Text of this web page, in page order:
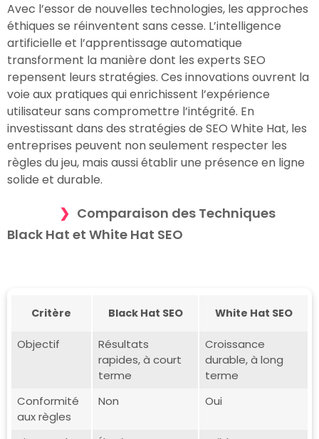
Avec l’essor de nouvelles technologies, les approches
éthiques se réinventent sans cesse. L’intelligence
artificielle et l’apprentissage automatique
transforment la manière dont les experts SEO
repensent leurs stratégies. Ces innovations ouvrent la
voie aux pratiques qui enrichissent l’expérience
utilisateur sans compromettre l’intégrité. En
investissant dans des stratégies de SEO White Hat, les
entreprises peuvent non seulement respecter les
règles du jeu, mais aussi établir une présence en ligne
solide et durable.
Comparaison des Techniques
Black Hat et White Hat SEO
Critère Black Hat SEO White Hat SEO
Objectif
Résultats
rapides, à court
terme
Croissance
durable, à long
terme
Conformité
aux règles
Non Oui